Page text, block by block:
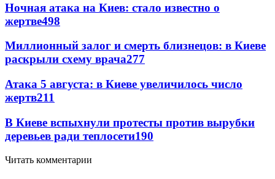
Ночная атака на Киев: стало известно о
жертве498
Миллионный залог и смерть близнецов: в Киеве
раскрыли схему врача277
Атака 5 августа: в Киеве увеличилось число
жертв211
В Киеве вспыхнули протесты против вырубки
деревьев ради теплосети190
Читать комментарии